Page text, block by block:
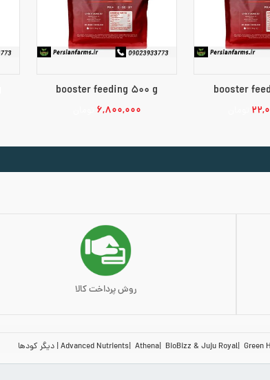
booster
سبد خرید
booster feeding 500 g
۶,۸۰۰,۰۰۰
افزودن به سبد خرید
روش پرداخت کالا
Advanced Nutrients Athena BioBizz & Juju Royal Green دیگر کودها